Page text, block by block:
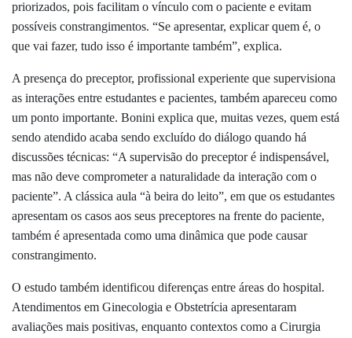
priorizados, pois facilitam o vínculo com o paciente e evitam
possíveis constrangimentos. “Se apresentar, explicar quem é, o
que vai fazer, tudo isso é importante também”, explica.
A presença do preceptor, profissional experiente que supervisiona
as interações entre estudantes e pacientes, também apareceu como
um ponto importante. Bonini explica que, muitas vezes, quem está
sendo atendido acaba sendo excluído do diálogo quando há
discussões técnicas: “A supervisão do preceptor é indispensável,
mas não deve comprometer a naturalidade da interação com o
paciente”. A clássica aula “à beira do leito”, em que os estudantes
apresentam os casos aos seus preceptores na frente do paciente,
também é apresentada como uma dinâmica que pode causar
constrangimento.
O estudo também identificou diferenças entre áreas do hospital.
Atendimentos em Ginecologia e Obstetrícia apresentaram
avaliações mais positivas, enquanto contextos como a Cirurgia